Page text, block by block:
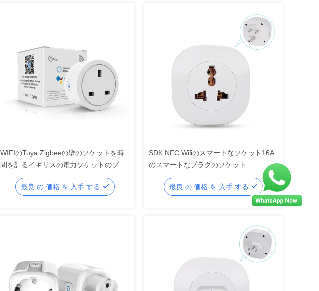
WIFIのTuya Zigbeeの壁のソケットを時
間を計るイギリスの電力ソケットのプラ
グAleax
最良 の 価格 を 入手 する
SDK NFC Wifiのスマートなソケット16A
のスマートなプラグのソケット
最良 の 価格 を 入手 する